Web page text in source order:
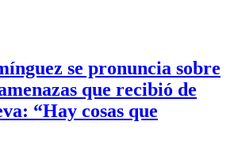
se pronuncia sobre
que recibió de
“Hay cosas que